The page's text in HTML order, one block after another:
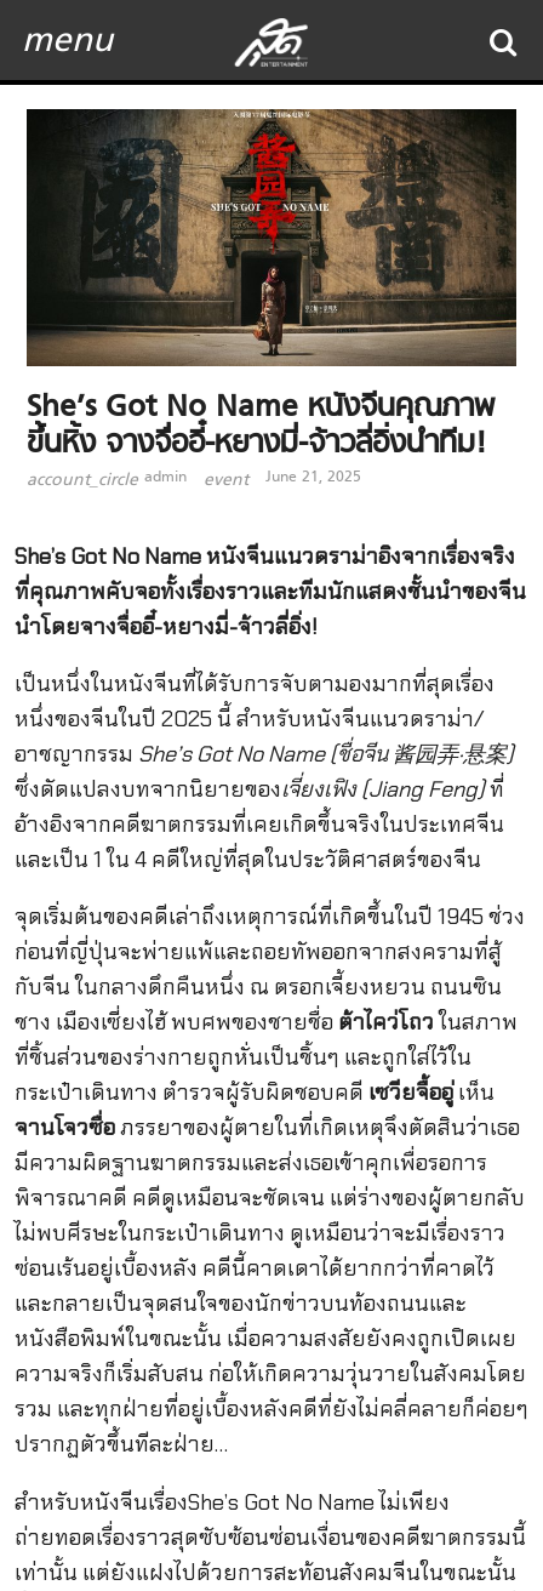
menu
She’s Got No Name หนังจีนคุณภาพ
ขึ้นหิ้ง จางจื่ออี๋-หยางมี่-จ้าวลี่อิ่งนำทีม!
account_circle admin event June 21, 2025
She’s Got No Name หนังจีนแนวดราม่าอิงจากเรื่องจริง
ที่คุณภาพคับจอทั้งเรื่องราวและทีมนักแสดงชั้นนำของจีน
นำโดยจางจื่ออี๋-หยางมี่-จ้าวลี่อิ่ง!
เป็นหนึ่งในหนังจีนที่ได้รับการจับตามองมากที่สุดเรื่อง
หนึ่งของจีนในปี 2025 นี้ สำหรับหนังจีนแนวดราม่า/
อาชญากรรม She’s Got No Name (ชื่อจีน 酱园弄·悬案)
ซึ่งดัดแปลงบทจากนิยายของเจี่ยงเฟิง (Jiang Feng)ที่
อ้างอิงจากคดีฆาตกรรมที่เคยเกิดขึ้นจริงในประเทศจีน
และเป็น 1 ใน 4 คดีใหญ่ที่สุดในประวัติศาสตร์ของจีน
จุดเริ่มต้นของคดีเล่าถึงเหตุการณ์ที่เกิดขึ้นในปี 1945 ช่วง
ก่อนที่ญี่ปุ่นจะพ่ายแพ้และถอยทัพออกจากสงครามที่สู้
กับจีน ในกลางดึกคืนหนึ่ง ณ ตรอกเจี้ยงหยวน ถนนซิน
ชาง เมืองเซี่ยงไฮ้ พบศพของชายชื่อ ต้าไคว่โถวในสภาพ
ที่ชิ้นส่วนของร่างกายถูกหั่นเป็นชิ้นๆ และถูกใส่ไว้ใน
กระเป๋าเดินทาง ตำรวจผู้รับผิดชอบคดี เซวียจื้ออู่เห็น
จานโจวซื่อภรรยาของผู้ตายในที่เกิดเหตุจึงตัดสินว่าเธอ
มีความผิดฐานฆาตกรรมและส่งเธอเข้าคุกเพื่อรอการ
พิจารณาคดี คดีดูเหมือนจะชัดเจน แต่ร่างของผู้ตายกลับ
ไม่พบศีรษะในกระเป๋าเดินทาง ดูเหมือนว่าจะมีเรื่องราว
ซ่อนเร้นอยู่เบื้องหลัง คดีนี้คาดเดาได้ยากกว่าที่คาดไว้
และกลายเป็นจุดสนใจของนักข่าวบนท้องถนนและ
หนังสือพิมพ์ในขณะนั้น เมื่อความสงสัยยังคงถูกเปิดเผย
ความจริงก็เริ่มสับสน ก่อให้เกิดความวุ่นวายในสังคมโดย
รวม และทุกฝ่ายที่อยู่เบื้องหลังคดีที่ยังไม่คลี่คลายก็ค่อยๆ
ปรากฏตัวขึ้นทีละฝ่าย…
สำหรับหนังจีนเรื่องShe’s Got No Name ไม่เพียง
ถ่ายทอดเรื่องราวสุดซับซ้อนซ่อนเงื่อนของคดีฆาตกรรมนี้
เท่านั้น แต่ยังแฝงไปด้วยการสะท้อนสังคมจีนในขณะนั้น